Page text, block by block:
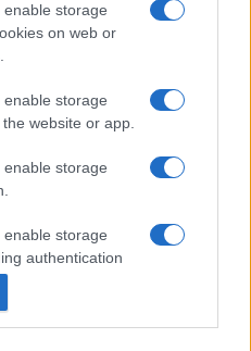
storage
on web or
storage
website or app.
storage
storage
authentication
and other
lát nem a VÉDA?